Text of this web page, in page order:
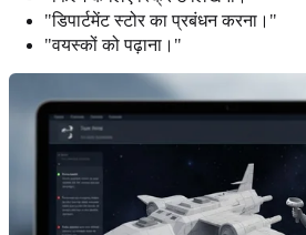
"डिपार्टमेंट स्टोर का प्रबंधन करना।"
"वयस्कों को पढ़ाना।"